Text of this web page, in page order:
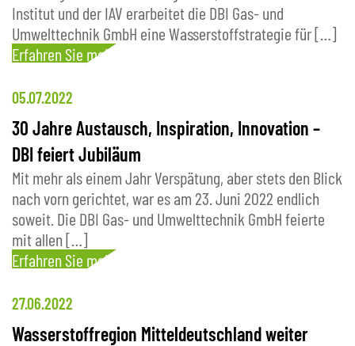
Institut und der IAV erarbeitet die DBI Gas- und
Umwelttechnik GmbH eine Wasserstoffstrategie für […]
Erfahren Sie mehr
05.07.2022
30 Jahre Austausch, Inspiration, Innovation –
DBI feiert Jubiläum
Mit mehr als einem Jahr Verspätung, aber stets den Blick
nach vorn gerichtet, war es am 23. Juni 2022 endlich
soweit. Die DBI Gas- und Umwelttechnik GmbH feierte
mit allen […]
Erfahren Sie mehr
27.06.2022
Wasserstoffregion Mitteldeutschland weiter